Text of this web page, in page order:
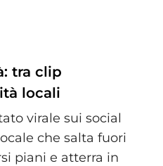
tra clip
locali
virale sui social
che salta fuori
piani e atterra in